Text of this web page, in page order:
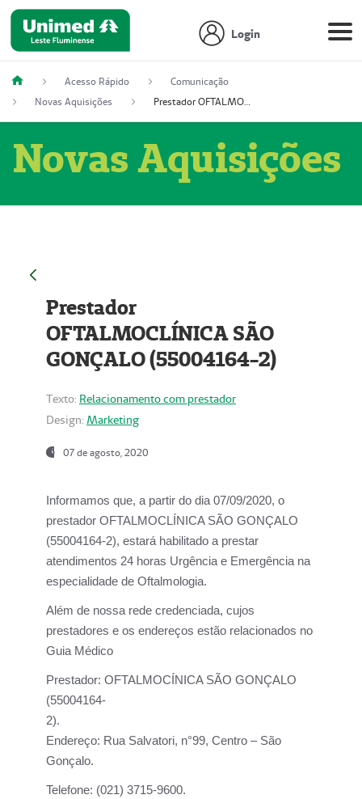
Login
Acesso Rápido
Comunicação
Novas Aquisições
Prestador OFTALMOCLÍNICA SÃO GONÇALO (55004164-2)
Novas Aquisições
Prestador
OFTALMOCLÍNICA SÃO
GONÇALO (55004164-2)
Texto: Relacionamento com prestador
Design: Marketing
07 de agosto, 2020
Informamos que, a partir do dia07/09/2020, o
prestador OFTALMOCLÍNICA SÃO GONÇALO
(55004164-2), estará habilitado a prestar
atendimentos 24 horas Urgência e Emergência na
especialidade de Oftalmologia.
Além de nossa rede credenciada, cujos
prestadores e os endereços estão relacionados no
Guia Médico
Prestador: OFTALMOCÍNICA SÃO GONÇALO
(55004164-
2).
Endereço: Rua Salvatori, n°99, Centro – São
Gonçalo.
Telefone: (021) 3715-9600.